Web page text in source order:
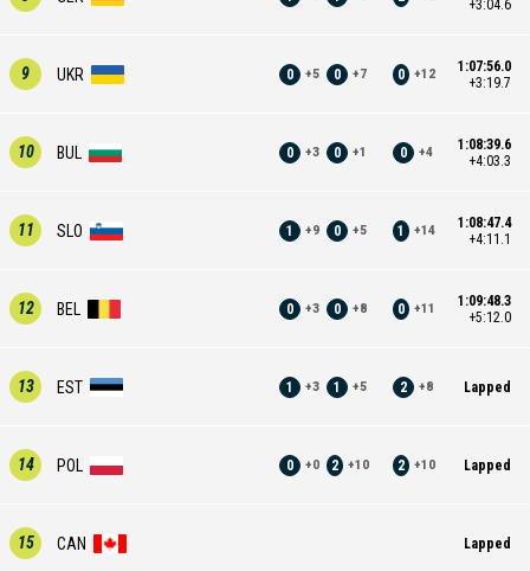
+3:04.6
9 UKR 0 +5 0 +7 0 +12
1:07:56.0
+3:19.7
10 BUL 0 +3 0 +1 0 +4
1:08:39.6
+4:03.3
11 SLO 1 +9 0 +5 1 +14
1:08:47.4
+4:11.1
12 BEL 0 +3 0 +8 0 +11
1:09:48.3
+5:12.0
13 EST 1 +3 1 +5 2 +8 Lapped
14 POL 0 +0 2 +10 2 +10 Lapped
15 CAN Lapped